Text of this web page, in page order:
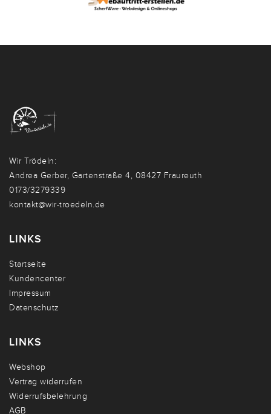
Wir Trödeln:
Andrea Gerber, Gartenstraße 4, 08427 Fraureuth
0173/3279339
kontakt@wir-troedeln.de
LINKS
Startseite
Kundencenter
Impressum
Datenschutz
LINKS
Webshop
Vertrag widerrufen
Widerrufsbelehrung
AGB